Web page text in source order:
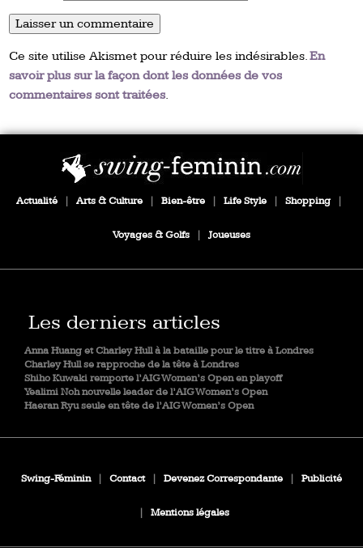
Ce site utilise Akismet pour réduire les indésirables.En
savoir plus sur la façon dont les données de vos
commentaires sont traitées.
Actualité Arts & Culture Bien-être Life Style Shopping
Voyages & Golfs Joueuses
Les derniers articles
Anna Huang et Charley Hull à la bataille pour le titre à Londres
Charley Hull se rapproche de la tête à Londres
Shiho Kuwaki remporte l’AIG Women’s Open en playoff
Yealimi Noh nouvelle leader de l’AIG Women’s Open
Haeran Ryu seule en tête de l’AIG Women’s Open
Swing-Féminin Contact Devenez Correspondante Publicité
Mentions légales